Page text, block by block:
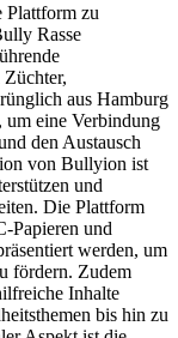
Plattform zu
Rasse
aus Hamburg
eine Verbindung
den Austausch
von Bullyion ist
und
Die Plattform
Papieren und
werden, um
fördern. Zudem
Inhalte
bis hin zu